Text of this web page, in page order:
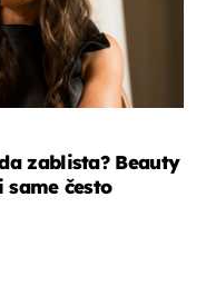
zablista? Beauty
često